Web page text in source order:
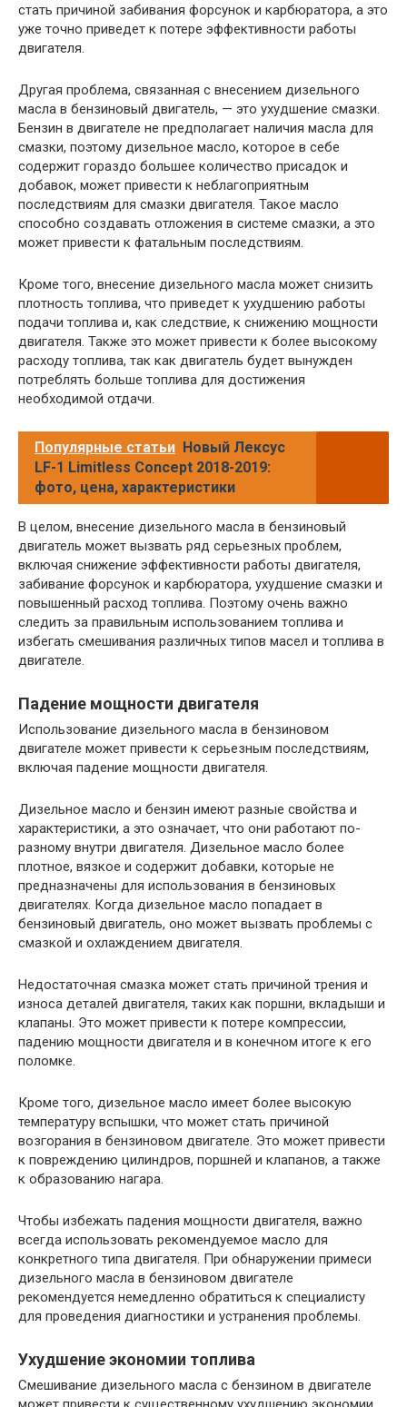
стать причиной забивания форсунок и карбюратора, а это
уже точно приведет к потере эффективности работы
двигателя.
Другая проблема, связанная с внесением дизельного
масла в бензиновый двигатель, — это ухудшение смазки.
Бензин в двигателе не предполагает наличия масла для
смазки, поэтому дизельное масло, которое в себе
содержит гораздо большее количество присадок и
добавок, может привести к неблагоприятным
последствиям для смазки двигателя. Такое масло
способно создавать отложения в системе смазки, а это
может привести к фатальным последствиям.
Кроме того, внесение дизельного масла может снизить
плотность топлива, что приведет к ухудшению работы
подачи топлива и, как следствие, к снижению мощности
двигателя. Также это может привести к более высокому
расходу топлива, так как двигатель будет вынужден
потреблять больше топлива для достижения
необходимой отдачи.
Популярные статьи Новый Лексус
LF-1 Limitless Concept 2018-2019:
фото, цена, характеристики
В целом, внесение дизельного масла в бензиновый
двигатель может вызвать ряд серьезных проблем,
включая снижение эффективности работы двигателя,
забивание форсунок и карбюратора, ухудшение смазки и
повышенный расход топлива. Поэтому очень важно
следить за правильным использованием топлива и
избегать смешивания различных типов масел и топлива в
двигателе.
Падение мощности двигателя
Использование дизельного масла в бензиновом
двигателе может привести к серьезным последствиям,
включая падение мощности двигателя.
Дизельное масло и бензин имеют разные свойства и
характеристики, а это означает, что они работают по-
разному внутри двигателя. Дизельное масло более
плотное, вязкое и содержит добавки, которые не
предназначены для использования в бензиновых
двигателях. Когда дизельное масло попадает в
бензиновый двигатель, оно может вызвать проблемы с
смазкой и охлаждением двигателя.
Недостаточная смазка может стать причиной трения и
износа деталей двигателя, таких как поршни, вкладыши и
клапаны. Это может привести к потере компрессии,
падению мощности двигателя и в конечном итоге к его
поломке.
Кроме того, дизельное масло имеет более высокую
температуру вспышки, что может стать причиной
возгорания в бензиновом двигателе. Это может привести
к повреждению цилиндров, поршней и клапанов, а также
к образованию нагара.
Чтобы избежать падения мощности двигателя, важно
всегда использовать рекомендуемое масло для
конкретного типа двигателя. При обнаружении примеси
дизельного масла в бензиновом двигателе
рекомендуется немедленно обратиться к специалисту
для проведения диагностики и устранения проблемы.
Ухудшение экономии топлива
Смешивание дизельного масла с бензином в двигателе